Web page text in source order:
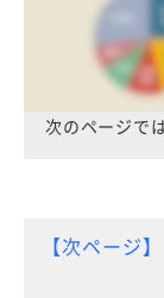
次のページで
【次ページ